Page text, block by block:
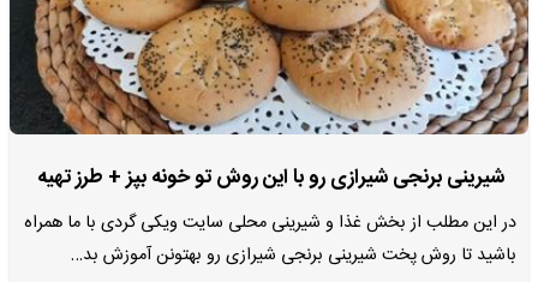
شیرینی برنجی شیرازی رو با این روش تو خونه بپز + طرز تهیه
در این مطلب از بخش غذا و شیرینی محلی سایت ویکی گردی با ما همراه
باشید تا روش پخت شیرینی برنجی شیرازی رو بهتونن آموزش بد…